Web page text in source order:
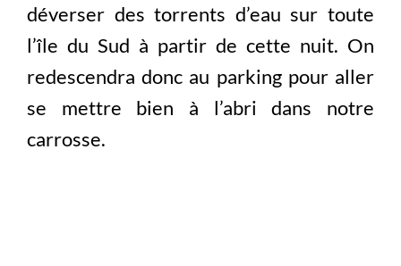
déverser des torrents d’eau sur toute
l’île du Sud à partir de cette nuit. On
redescendra donc au parking pour aller
se mettre bien à l’abri dans notre
carrosse.